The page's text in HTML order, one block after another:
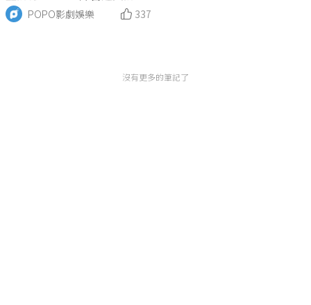
8，王鶴棣第四，王一博輸給
鄧為！
POPO影劇娛樂 337
沒有更多的筆記了